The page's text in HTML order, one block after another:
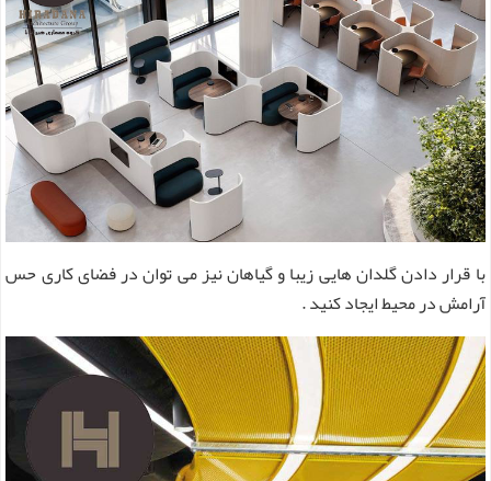
با قرار دادن گلدان هایی زیبا و گیاهان نیز می توان در فضای کاری حس
آرامش در محیط ایجاد کنید .